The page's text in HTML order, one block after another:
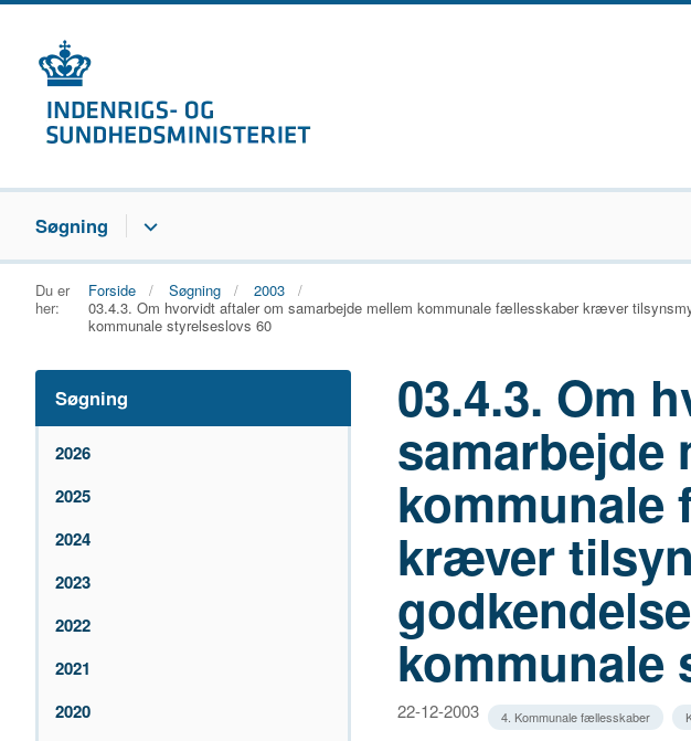
Søgning
Du er
her:
Forside Søgning
2003
03.4.3. Om hvorvidt aftaler om samarbejde mellem kommunale fællesskaber kræver
kommunale styrelseslovs 60
Søgning
2026
2025
2024
2023
2022
2021
2020
03.4.3. Om
samarbejde
kræver
kommunale
22-12-2003 4. Kommunale fællesskaber